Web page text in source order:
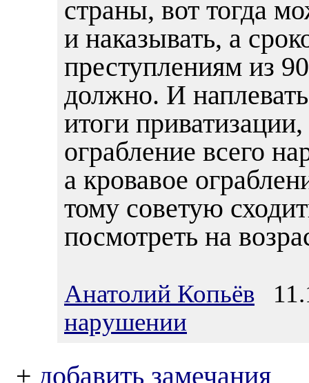
страны, вот тогда
и наказывать, а
преступлениям из
должно. И
итоги
ограбление всего
а кровавое
тому советую
посмотреть на
Анатолий Копьёв
нарушении
+ добавить замечания